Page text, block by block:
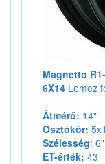
Magnetto
6X14 Lemez
Átmérő: 14"
Osztókör:
Szélesség: 6"
ET-érték: 43